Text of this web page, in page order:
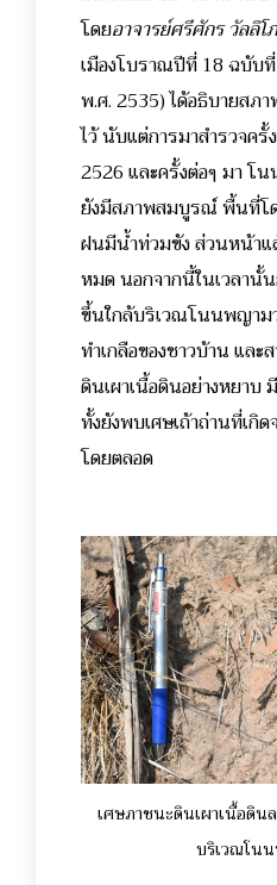
โดยอาจารย์ศรีศักร วัลลิ
เมืองโบราณปีที่ 18 ฉบับ
พ.ศ. 2535) ได้อธิบายสภ
ไว้ นับแต่การมาสำรวจค
2526 และครั้งต่อๆ มา โ
ยังมีสภาพสมบูรณ์ พื้นที่โ
ฝนมีน้ำท่วมขัง ส่วนหน้าแ
หมด นอกจากนี้ในเวลานั้
ขึ้นใกล้บริเวณโนนพญาม
ทำเกลือของชาวบ้าน แล
ดินเผาเนื้อดินอย่างหยาบ
ทั้งยังพบเศษเถ้าถ่านที่เกิ
โดยตลอด
เศษภาชนะดินเผาเนื้อดิน
บริเวณโน